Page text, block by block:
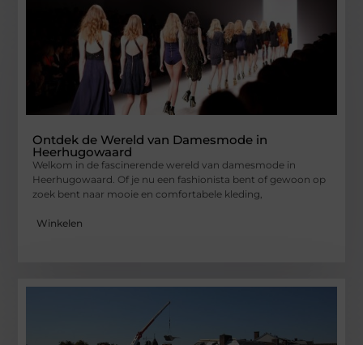
Ontdek de Wereld van Damesmode in
Heerhugowaard
Welkom in de fascinerende wereld van damesmode in
Heerhugowaard. Of je nu een fashionista bent of gewoon op
zoek bent naar mooie en comfortabele kleding,
Winkelen